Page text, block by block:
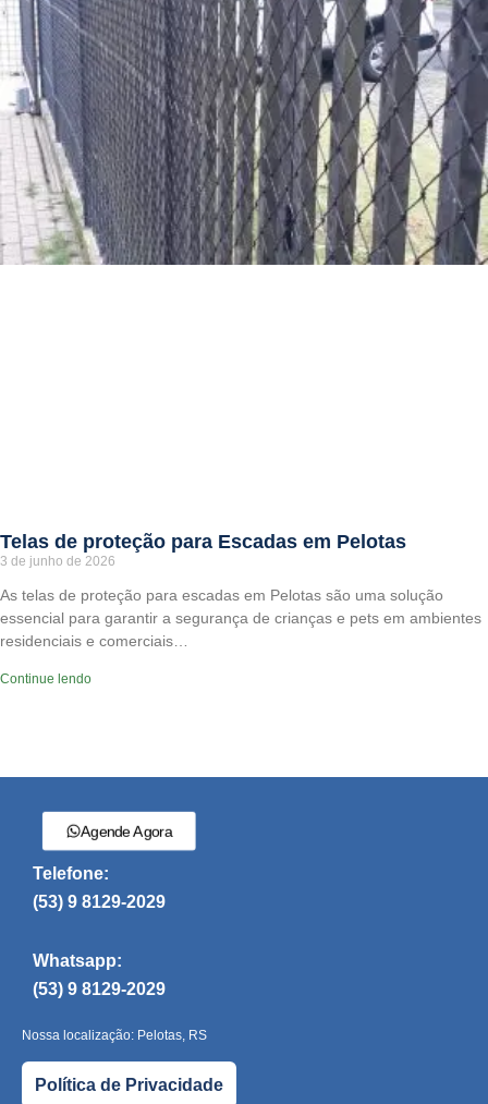
Telas de proteção para Escadas em Pelotas
3 de junho de 2026
As telas de proteção para escadas em Pelotas são uma solução
essencial para garantir a segurança de crianças e pets em ambientes
residenciais e comerciais…
Continue lendo
Agende Agora
Telefone:
(53) 9 8129-2029
Whatsapp:
(53) 9 8129-2029
Nossa localização: Pelotas, RS
Política de Privacidade